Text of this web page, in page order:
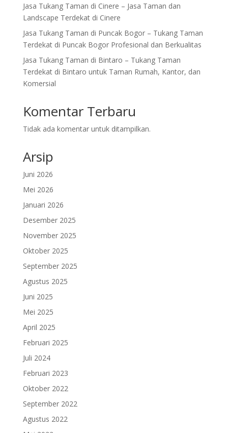
Jasa Tukang Taman di Cinere – Jasa Taman dan
Landscape Terdekat di Cinere
Jasa Tukang Taman di Puncak Bogor – Tukang Taman
Terdekat di Puncak Bogor Profesional dan Berkualitas
Jasa Tukang Taman di Bintaro – Tukang Taman
Terdekat di Bintaro untuk Taman Rumah, Kantor, dan
Komersial
Komentar Terbaru
Tidak ada komentar untuk ditampilkan.
Arsip
Juni 2026
Mei 2026
Januari 2026
Desember 2025
November 2025
Oktober 2025
September 2025
Agustus 2025
Juni 2025
Mei 2025
April 2025
Februari 2025
Juli 2024
Februari 2023
Oktober 2022
September 2022
Agustus 2022